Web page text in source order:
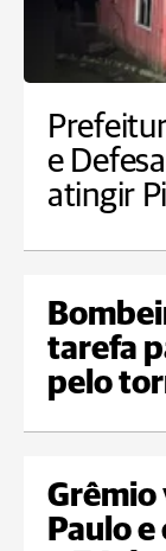
e
atingir
tarefa
pelo
Grêmio
Paulo